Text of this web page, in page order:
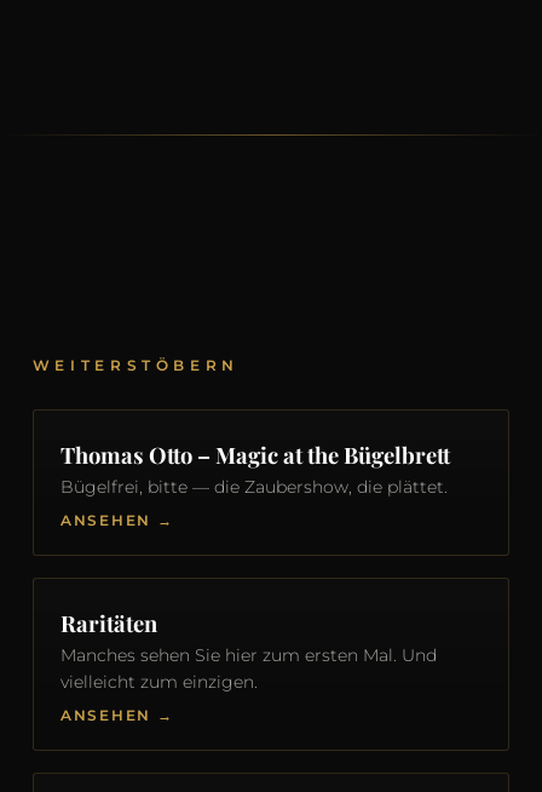
WEITERSTÖBERN
Thomas Otto – Magic at the Bügelbrett
Bügelfrei, bitte — die Zaubershow, die plättet.
ANSEHEN →
Raritäten
Manches sehen Sie hier zum ersten Mal. Und
vielleicht zum einzigen.
ANSEHEN →